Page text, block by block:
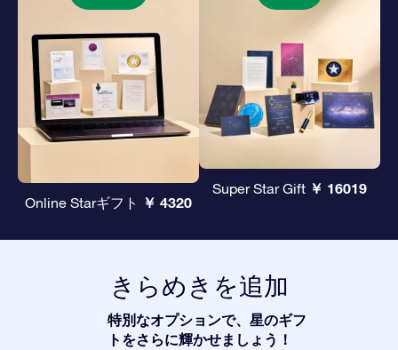
Online Starギフト ￥ 4320
Super Star Gift ￥ 16019
きらめきを追加
特別なオプションで、星のギフ
トをさらに輝かせましょう！